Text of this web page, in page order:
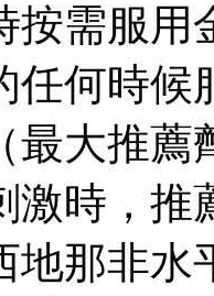
按需服用
任何時候
最大推薦
激時，
地那非水